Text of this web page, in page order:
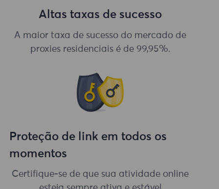
Altas taxas de sucesso
A maior taxa de sucesso do mercado de
proxies residenciais é de 99,95%.
Proteção de link em todos os
momentos
Certifique-se de que sua atividade online